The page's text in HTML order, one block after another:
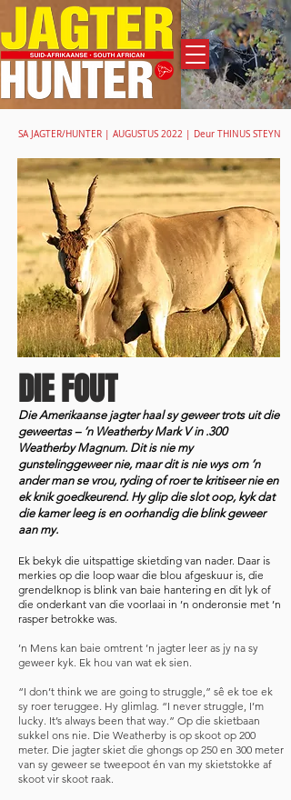
Adverteer
SA JAGTER/HUNTER | AUGUSTUS 2022 | Deur THINUS STEYN
DIE FOUT
Die Amerikaanse jagter haal sy geweer trots uit die
geweertas – ’n Weatherby Mark V in .300
Weatherby Magnum. Dit is nie my
gunstelinggeweer nie, maar dit is nie wys om ’n
ander man se vrou, ryding of roer te kritiseer nie en
ek knik goedkeurend. Hy glip die slot oop, kyk dat
die kamer leeg is en oorhandig die blink geweer
aan my.
Ek bekyk die uitspattige skietding van nader. Daar is
merkies op die loop waar die blou afgeskuur is, die
grendelknop is blink van baie hantering en dit lyk of
die onderkant van die voorlaai in ’n onderonsie met ’n
rasper betrokke was.
’n Mens kan baie omtrent ’n jagter leer as jy na sy
geweer kyk. Ek hou van wat ek sien.
“I don’t think we are going to struggle,” sê ek toe ek
sy roer teruggee. Hy glimlag. “I never struggle, I’m
lucky. It’s always been that way.” Op die skietbaan
sukkel ons nie. Die Weatherby is op skoot op 200
meter. Die jagter skiet die ghongs op 250 en 300 meter
van sy geweer se tweepoot én van my skietstokke af
skoot vir skoot raak.